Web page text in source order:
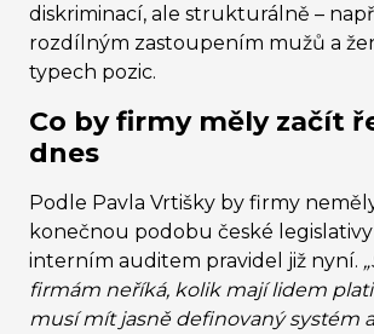
diskriminací, ale strukturálně –
rozdílným zastoupením mužů a
typech pozic.
Co by firmy měly začít
dnes
Podle Pavla Vrtišky by firmy
konečnou podobu české
interním auditem pravidel již nyní.
firmám neříká, kolik mají lidem
musí mít jasně definovaný systém